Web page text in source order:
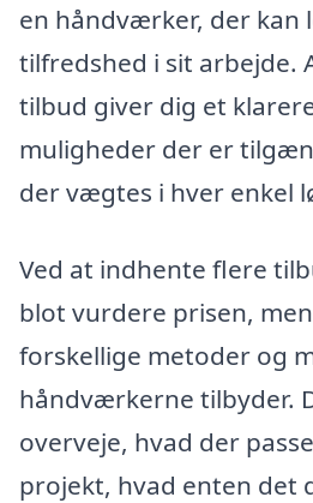
en håndværker, der kan
tilfredshed i sit arbejde.
tilbud giver dig et
muligheder der er
der vægtes i hver enkel
Ved at indhente flere
blot vurdere prisen,
forskellige metoder og
håndværkerne tilbyder.
overveje, hvad der
projekt, hvad enten det